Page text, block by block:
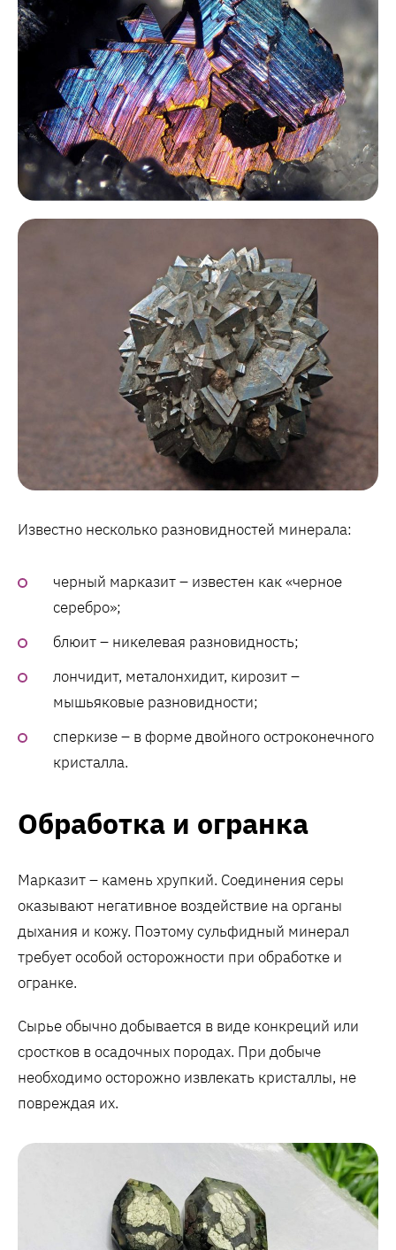
Известно несколько разновидностей минерала:
черный марказит – известен как «черное
серебро»;
блюит – никелевая разновидность;
лончидит, металонхидит, кирозит –
мышьяковые разновидности;
сперкизе – в форме двойного остроконечного
кристалла.
Обработка и огранка
Марказит – камень хрупкий. Соединения серы
оказывают негативное воздействие на органы
дыхания и кожу. Поэтому сульфидный минерал
требует особой осторожности при обработке и
огранке.
Сырье обычно добывается в виде конкреций или
сростков в осадочных породах. При добыче
необходимо осторожно извлекать кристаллы, не
повреждая их.